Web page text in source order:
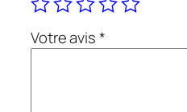
Votre avis*